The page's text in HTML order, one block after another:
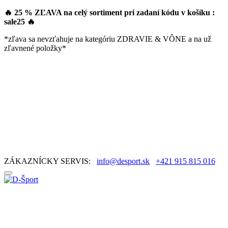
🔥 25 % ZĽAVA na celý sortiment pri zadaní kódu v košíku :
sale25 🔥
*zľava sa nevzťahuje na kategóriu ZDRAVIE & VÔNE a na už
zľavnené položky*
ZÁKAZNÍCKY SERVIS: info@desport.sk +421 915 815 016